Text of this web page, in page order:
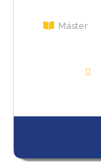
Máster